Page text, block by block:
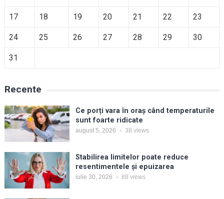
17 18 19 20 21 22 23
24 25 26 27 28 29 30
31
Recente
Ce porți vara în oraș când temperaturile
sunt foarte ridicate
august 5, 2026 38 views
Stabilirea limitelor poate reduce
resentimentele și epuizarea
iulie 30, 2026 88 views